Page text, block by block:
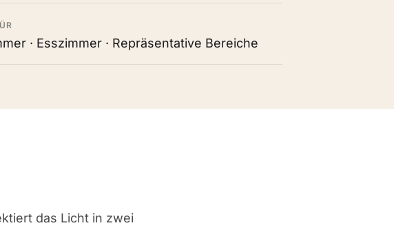
· Esszimmer · Repräsentative Bereiche
das Licht in zwei